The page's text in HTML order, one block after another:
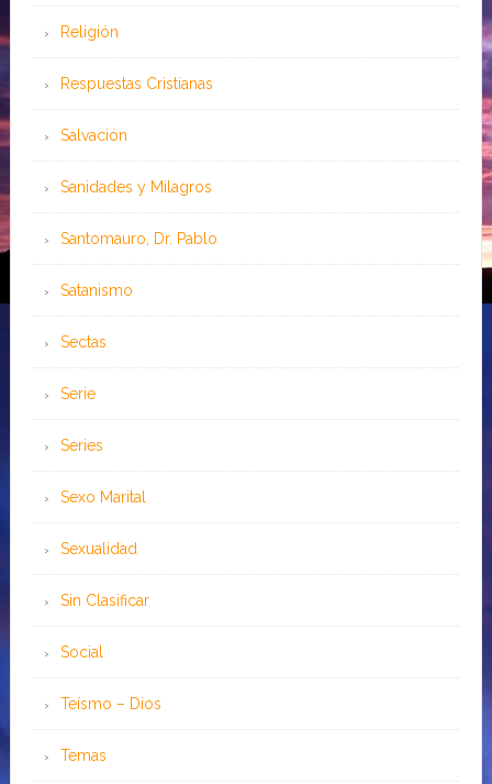
Religión
Respuestas Cristianas
Salvación
Sanidades y Milagros
Santomauro, Dr. Pablo
Satanismo
Sectas
Serie
Series
Sexo Marital
Sexualidad
Sin Clasificar
Social
Teísmo – Dios
Temas